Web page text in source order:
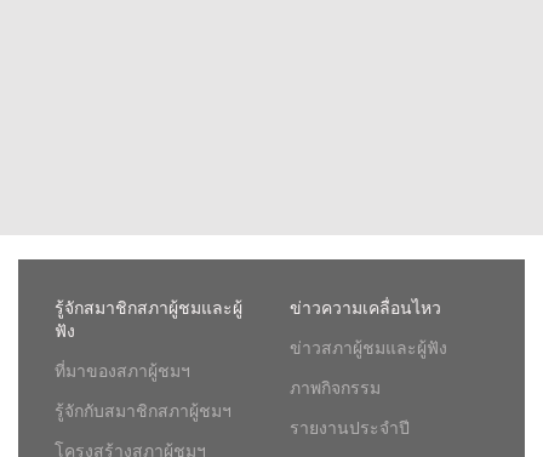
รู้จักสมาชิกสภาผู้ชมและผู้
ฟัง
ที่มาของสภาผู้ชมฯ
รู้จักกับสมาชิกสภาผู้ชมฯ
โครงสร้างสภาผู้ชมฯ
ข่าวความเคลื่อนไหว
ข่าวสภาผู้ชมและผู้ฟัง
ภาพกิจกรรม
รายงานประจำปี